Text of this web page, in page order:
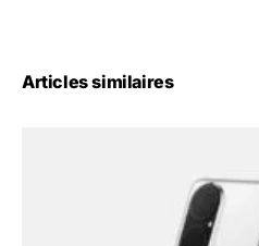
Articles similaires